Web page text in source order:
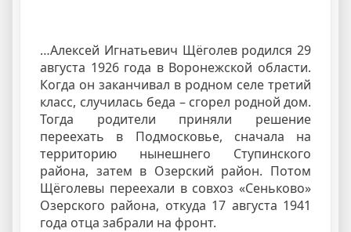
…Алексей Игнатьевич Щёголев родился 29
августа 1926 года в Воронежской области.
Когда он заканчивал в родном селе третий
класс, случилась беда – сгорел родной дом.
Тогда родители приняли решение
переехать в Подмосковье, сначала на
территорию нынешнего Ступинского
района, затем в Озерский район. Потом
Щёголевы переехали в совхоз «Сеньково»
Озерского района, откуда 17 августа 1941
года отца забрали на фронт.